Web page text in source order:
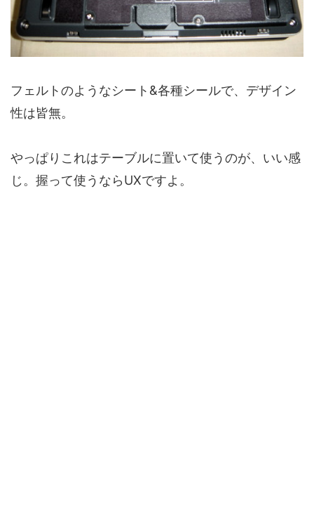
フェルトのようなシート&各種シールで、デザイン
性は皆無。
やっぱりこれはテーブルに置いて使うのが、いい感
じ。握って使うならUXですよ。